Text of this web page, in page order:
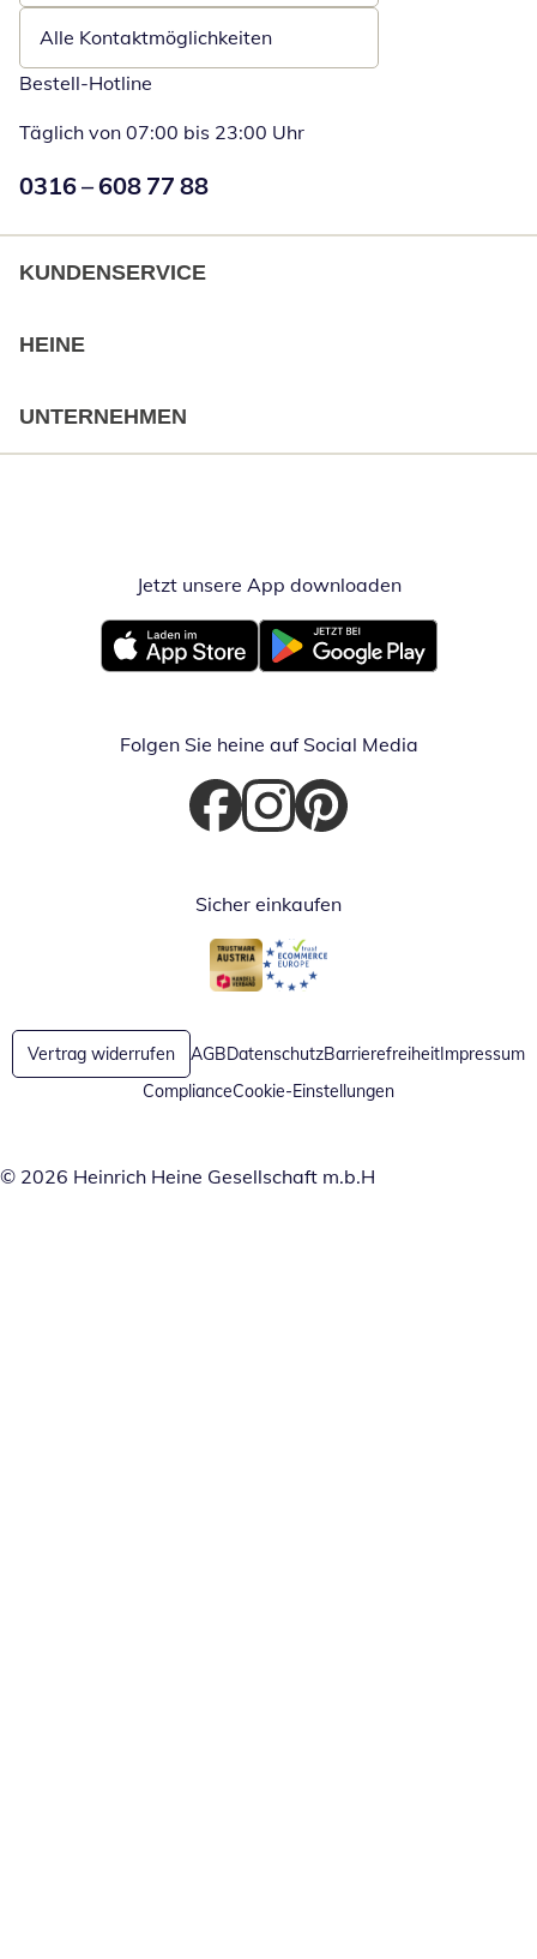
Alle Kontaktmöglichkeiten
Bestell-Hotline
Täglich von 07:00 bis 23:00 Uhr
Numéro de téléphone:
0316 – 608 77 88
KUNDENSERVICE
HEINE
UNTERNEHMEN
Jetzt unsere App downloadenÖffnet in
Öffnet in neuem FensterÖffnet in neuem Fenster
Folgen Sie heine auf Social Media
Öffnet in neuem Fenster
Öffnet in neuem Fenster
Öffnet in neuem Fenster
Sicher einkaufen
Öffnet in neuem Fenster
Öffnet in neuem Fenster
Vertrag widerrufen AGBDatenschutzBarrierefreiheitImpressum
ComplianceCookie-Einstellungen
© 2026 Heinrich Heine Gesellschaft m.b.H